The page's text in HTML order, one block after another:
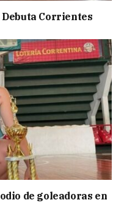
Corrientes
de goleadoras en